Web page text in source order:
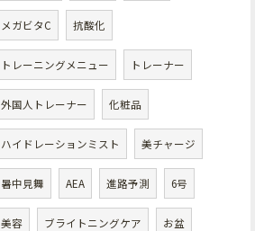
メガビタC 抗酸化
トレーニングメニュー トレーナー
外国人トレーナー 化粧品
ハイドレーションミスト 美チャージ
暑中見舞 AEA 進路予測 6号
美容 ブライトニングケア お盆